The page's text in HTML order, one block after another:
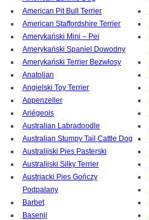
American Pit Bull Terrier
American Staffordshire Terrier
Amerykański Mini – Pei
Amerykański Spaniel Dowodny
Amerykański Terrier Bezwłosy
Anatolian
Angielski Toy Terrier
Appenzeller
Ariégeois
Australian Labradoodle
Australian Stumpy Tail Cattle Dog
Australijski Pies Pasterski
Australijski Silky Terrier
Austriacki Pies Gończy
Podpalany
Barbet
Basenji